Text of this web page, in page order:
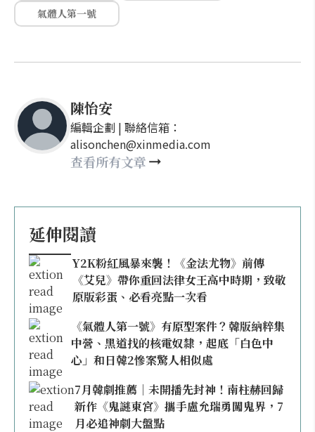
氣體人第一號
陳怡安
編輯企劃 | 聯絡信箱：
alisonchen@xinmedia.com
查看所有文章
延伸閱讀
Y2K粉紅風暴來襲！《金法尤物》前傳
《艾兒》帶你重回法律女王高中時期，致敬
原版彩蛋、必看亮點一次看
《氣體人第一號》有原型案件？韓版納粹集
中營、黑道找的核電奴隸，起底「白色中
心」和日韓2慘案驚人相似處
7月韓劇推薦｜未開播先封神！南柱赫回歸
新作《鬼謎東宮》攜手盧允瑞勇闖鬼界，7
月必追神劇大盤點